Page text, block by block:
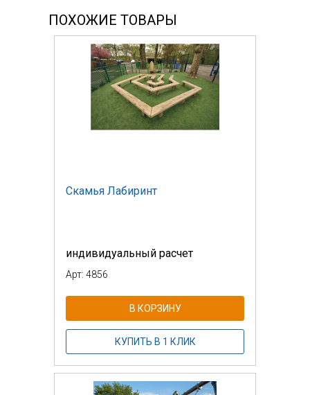
ПОХОЖИЕ ТОВАРЫ
Скамья Лабиринт
индивидуальный расчет
Арт: 4856
В КОРЗИНУ
КУПИТЬ В 1 КЛИК